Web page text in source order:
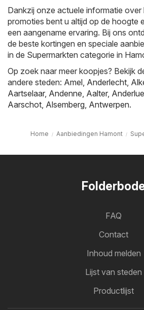
Dankzij onze actuele informatie over
promoties bent u altijd op de hoogte
een aangename ervaring. Bij ons
de beste kortingen en speciale
in de Supermarkten categorie in
Op zoek naar meer koopjes? Bekijk
andere steden: Amel, Anderlecht,
Aartselaar, Andenne, Aalter,
Aarschot, Alsemberg, Antwerpen.
Home Aanbiedingen Hamont
FAQ
Contact
Inhoud melden
Lijst van steden
Productlijst